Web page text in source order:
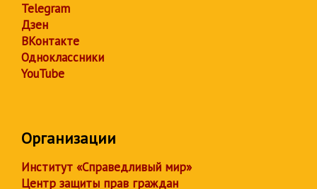
Telegram
Дзен
ВКонтакте
Одноклассники
YouTube
Организации
Институт «Справедливый мир»
Центр защиты прав граждан